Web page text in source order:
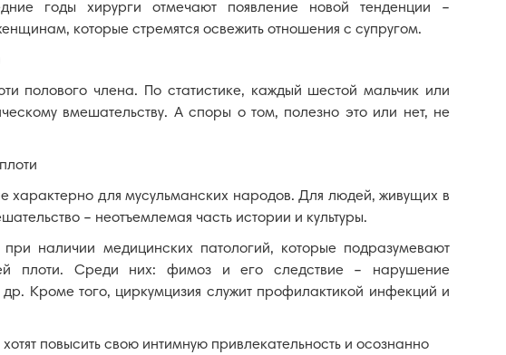
годы хирурги отмечают появление новой тенденции –
которые стремятся освежить отношения с супругом.
полового члена. По статистике, каждый шестой мальчик или
вмешательству. А споры о том, полезно это или нет, не
характерно для мусульманских народов. Для людей, живущих в
– неотъемлемая часть истории и культуры.
наличии медицинских патологий, которые подразумевают
плоти. Среди них: фимоз и его следствие – нарушение
Кроме того, циркумцизия служит профилактикой инфекций и
повысить свою интимную привлекательность и осознанно